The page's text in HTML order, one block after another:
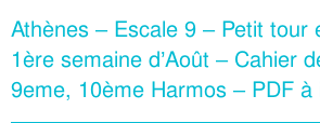
Athènes – Escale 9 – Petit tour
1ère semaine d’Août – Cahier
9eme, 10ème Harmos – PDF à